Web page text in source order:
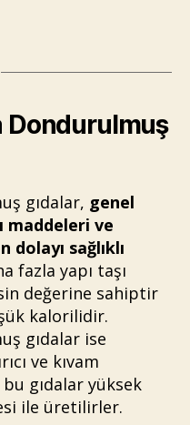
Dondurulmuş
gıdalar, genel
maddeleri ve
sağlıklı
fazla yapı taşı
değerine sahiptir
kalorilidir.
gıdalar ise
ve kıvam
bu gıdalar yüksek
ile üretilirler.